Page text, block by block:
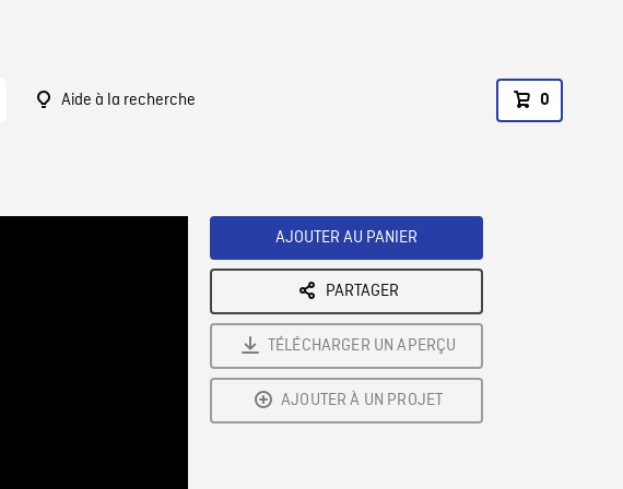
Aide à la recherche 0
AJOUTER AU PANIER
PARTAGER
TÉLÉCHARGER UN APERÇU
AJOUTER À UN PROJET